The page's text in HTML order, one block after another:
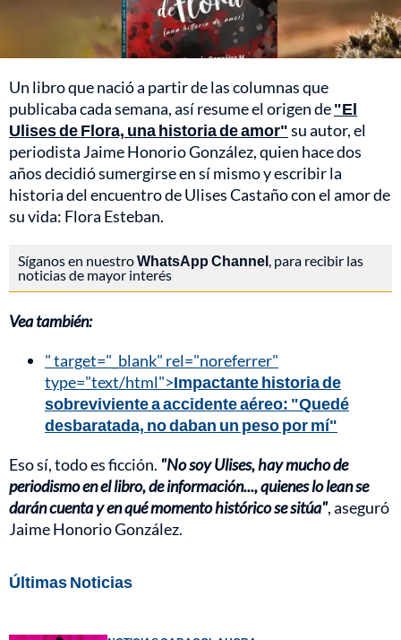
Un libro que nació a partir de las columnas que
publicaba cada semana, así resume el origen de"El
Ulises de Flora, una historia de amor"su autor, el
periodista Jaime Honorio González, quien hace dos
años decidió sumergirse en sí mismo y escribir la
historia del encuentro de Ulises Castaño con el amor de
su vida: Flora Esteban.
Síganos en nuestroWhatsApp Channel , para recibir las
noticias de mayor interés
Vea también:
" target="_blank" rel="noreferrer"
type="text/html">Impactante historia de
sobreviviente a accidente aéreo: "Quedé
desbaratada, no daban un peso por mí"
Eso sí, todo es ficción. "No soy Ulises, hay mucho de
periodismo en el libro, de información..., quienes lo lean se
darán cuenta y en qué momento histórico se sitúa", aseguró
Jaime Honorio González.
Últimas Noticias